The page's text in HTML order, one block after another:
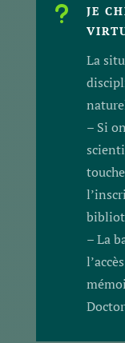
u
JE
La
– Si
– La